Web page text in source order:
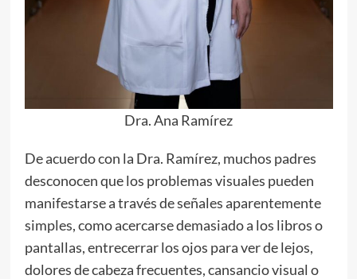
Dra. Ana Ramírez
De acuerdo con la Dra. Ramírez, muchos padres
desconocen que los problemas visuales pueden
manifestarse a través de señales aparentemente
simples, como acercarse demasiado a los libros o
pantallas, entrecerrar los ojos para ver de lejos,
dolores de cabeza frecuentes, cansancio visual o